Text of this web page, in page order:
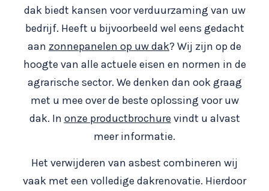
dak biedt kansen voor verduurzaming van uw
bedrijf. Heeft u bijvoorbeeld wel eens gedacht
aan zonnepanelen op uw dak? Wij zijn op de
hoogte van alle actuele eisen en normen in de
agrarische sector. We denken dan ook graag
met u mee over de beste oplossing voor uw
dak. In onze productbrochure vindt u alvast
meer informatie.
Het verwijderen van asbest combineren wij
vaak met een volledige dakrenovatie. Hierdoor